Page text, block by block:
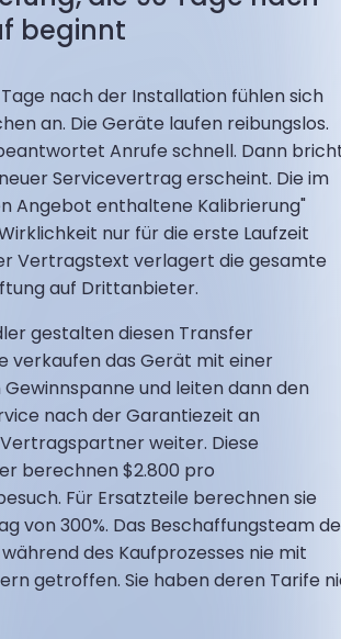
beginnt
nach der Installation fühlen sich
an. Die Geräte laufen reibungslos.
Anrufe schnell. Dann
neuer Servicevertrag erscheint. Die im
Angebot enthaltene Kalibrierung"
nur für die erste Laufzeit
Vertragstext verlagert die gesamte
auf Drittanbieter.
gestalten diesen Transfer
verkaufen das Gerät mit einer
und leiten dann den
nach der Garantiezeit an
weiter. Diese
berechnen $2.800 pro
Für Ersatzteile berechnen sie
von 300%. Das Beschaffungsteam
des Kaufprozesses nie mit
getroffen. Sie haben deren Tarife